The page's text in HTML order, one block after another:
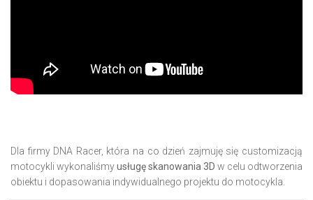
Dla firmy DNA Racer, która na co dzień zajmuję się customizacją
motocykli wykonaliśmyusługę skanowania 3D w celu odtworzenia
obiektu i dopasowania indywidualnego projektu do motocykla.